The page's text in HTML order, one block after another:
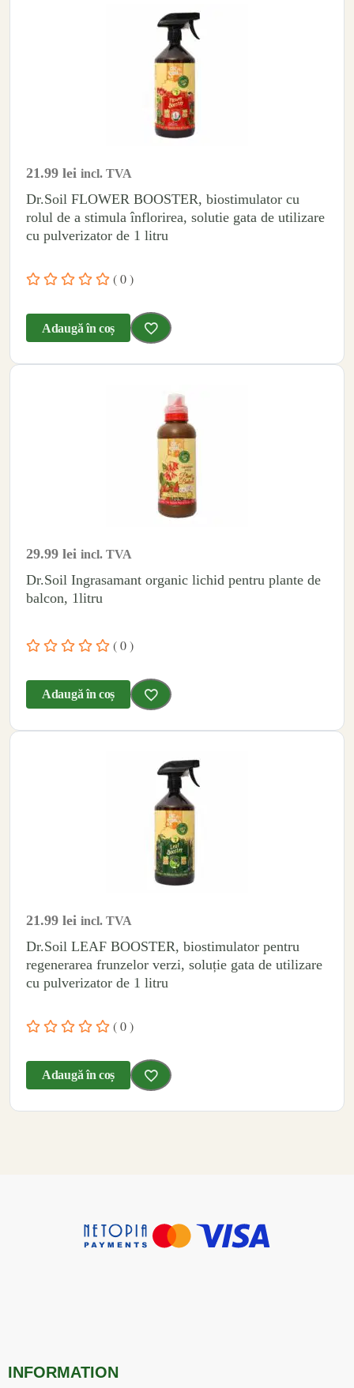
21.99 lei incl. TVA
Dr.Soil FLOWER BOOSTER, biostimulator cu
rolul de a stimula înflorirea, solutie gata de utilizare
cu pulverizator de 1 litru
( 0 )
Adaugă în coș
29.99 lei incl. TVA
Dr.Soil Ingrasamant organic lichid pentru plante de
balcon, 1litru
( 0 )
Adaugă în coș
21.99 lei incl. TVA
Dr.Soil LEAF BOOSTER, biostimulator pentru
regenerarea frunzelor verzi, soluție gata de utilizare
cu pulverizator de 1 litru
( 0 )
Adaugă în coș
INFORMATION